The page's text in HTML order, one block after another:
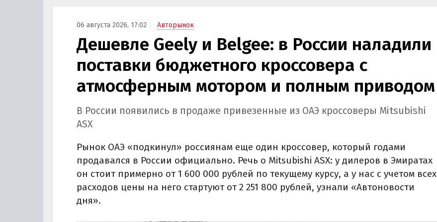
06 августа 2026, 17:02 Авторынок
Дешевле Geely и Belgee: в России наладили
поставки бюджетного кроссовера с
атмосферным мотором и полным приводом
В России появились в продаже привезенные из ОАЭ кроссоверы Mitsubishi
ASX
Рынок ОАЭ «подкинул» россиянам еще один кроссовер, который годами
продавался в России официально. Речь о Mitsubishi ASX: у дилеров в Эмиратах
он стоит примерно от 1 600 000 рублей по текущему курсу, а у нас с учетом всех
расходов цены на него стартуют от 2 251 800 рублей, узнали «Автоновости
дня».